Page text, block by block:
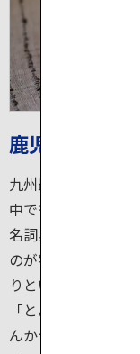
鹿児島県産「
九州最南端にある
中でも、肉質の優
名詞。黒豚はほか
のが特徴です。う
りといただけます
「とんかつ」。パ
んかつはさくさく